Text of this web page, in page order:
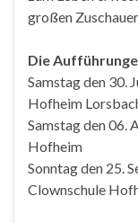
großen
Die
Samstag den 30.
Hofheim
Samstag den 06.
Hofheim
Sonntag den 25.
Clownschule